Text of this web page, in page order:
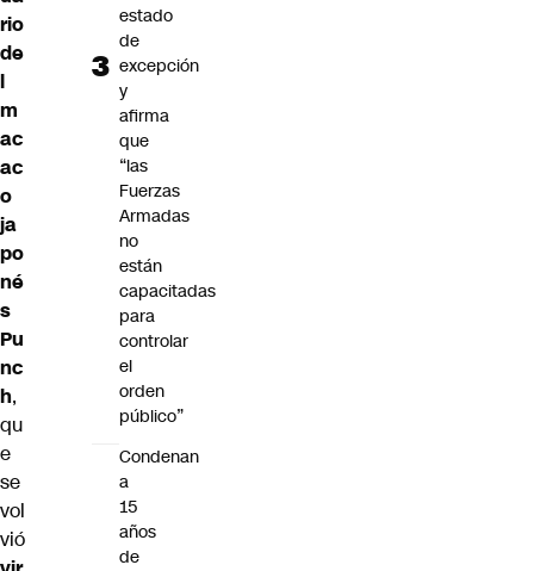
rio
de
l
m
ac
ac
o
ja
po
né
s
Pu
nc
h,
qu
e
se
vol
vió
estado
de
excepción
y
afirma
que
“las
Fuerzas
Armadas
no
están
capacitadas
para
controlar
el
orden
público”
Condenan
a
15
años
de